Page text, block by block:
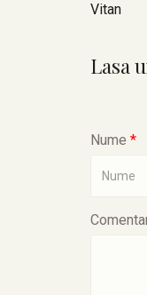
Vitan
Lasa
Nume *